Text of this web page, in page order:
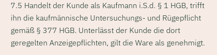
7.5 Handelt der Kunde als Kaufmann i.S.d. § 1 HGB, trifft
ihn die kaufmännische Untersuchungs- und Rügepflicht
gemäß § 377 HGB. Unterlässt der Kunde die dort
geregelten Anzeigepflichten, gilt die Ware als genehmigt.